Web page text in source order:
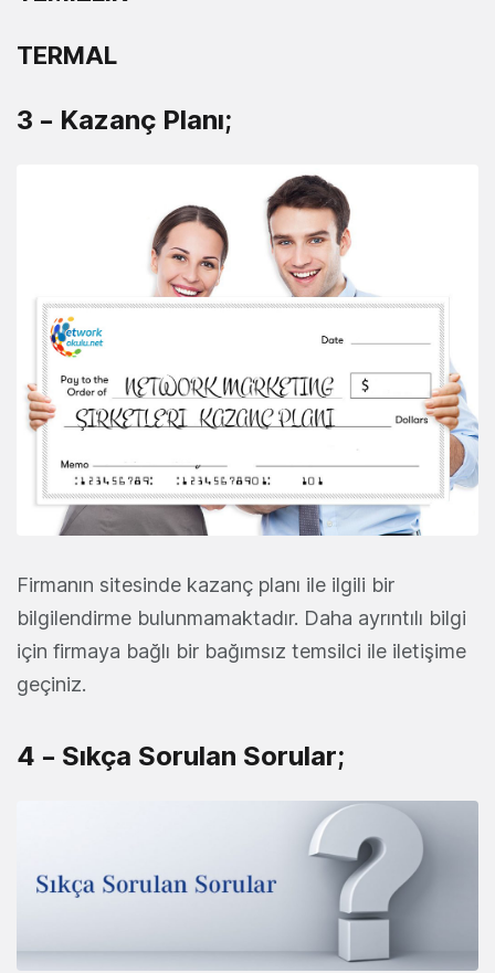
TERMAL
3 – Kazanç Planı;
Firmanın sitesinde kazanç planı ile ilgili bir
bilgilendirme bulunmamaktadır. Daha ayrıntılı bilgi
için firmaya bağlı bir bağımsız temsilci ile iletişime
geçiniz.
4 – Sıkça Sorulan Sorular;